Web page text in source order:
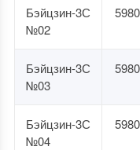
Бэйцзин-3С
№02
Бэйцзин-3С
№03
Бэйцзин-3С
№04